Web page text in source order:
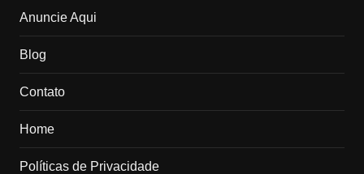
Anuncie Aqui
Blog
Contato
Home
Políticas de Privacidade